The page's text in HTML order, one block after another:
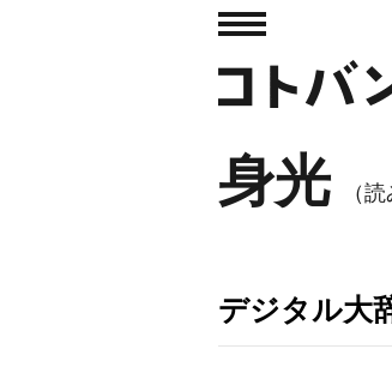
身光 （
デジタル大